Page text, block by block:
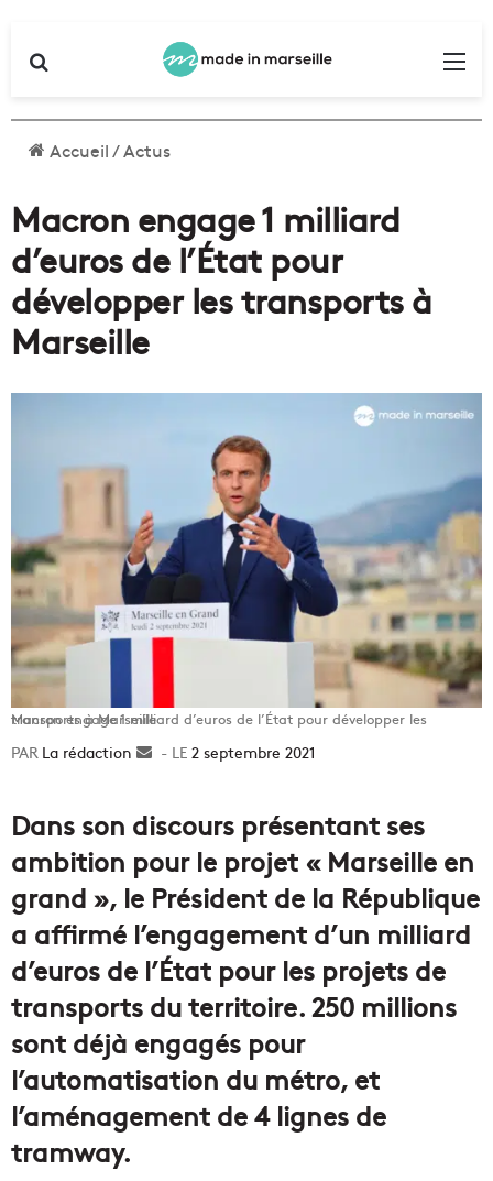
Accueil/Actus
Macron engage 1 milliard
d’euros de l’État pour
développer les transports à
Marseille
Macron engage 1 milliard d’euros de l’État pour développer les transports à Marseille
La rédaction
Envoyer2 septembre 2021
Dans son discours présentant ses
ambition pour le projet « Marseille en
grand », le Président de la République
a affirmé l’engagement d’un milliard
d’euros de l’État pour les projets de
transports du territoire. 250 millions
sont déjà engagés pour
l’automatisation du métro, et
l’aménagement de 4 lignes de
tramway.